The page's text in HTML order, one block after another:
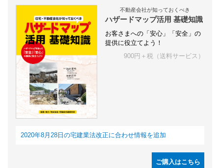
不動産会社が知っておくべき
ハザードマップ活用 基礎知識
お客さまへの「安心」「安全」の
提供に役立てよう！
900円＋税（送料サービス）
2020年8月28日の宅建業法改正に合わせ情報を追加
ご購入はこちら